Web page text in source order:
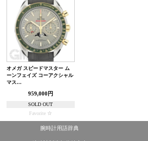
オメガ スピードマスター ム
ーンフェイズ コーアクシャル
マス…
959,000円
SOLD OUT
Favorite
腕時計用語辞典